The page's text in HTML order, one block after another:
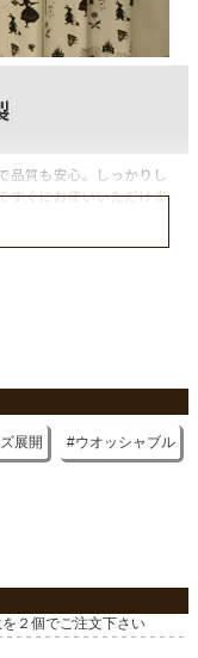
展開 ウオッシャブル
２個でご注文下さい